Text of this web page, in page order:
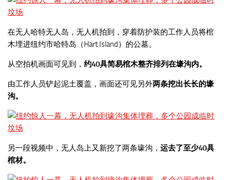
在无人哈特无人岛，无人机拍到，穿着防护装的工作人员将棺
木埋进纽约市哈特岛（Hart Island）的公墓。
从空拍机画面可见到， 约40具简易棺木整齐排列在壕沟内。
由工作人员铲起泥土覆盖，画面还可见另外两条挖出长长的壕
沟。
另一段视频中，无人岛上又新挖了两条壕沟， 运去了至少40具
棺材。